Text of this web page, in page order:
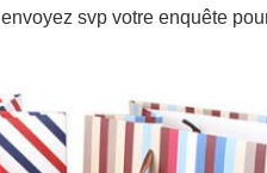
svp votre enquête